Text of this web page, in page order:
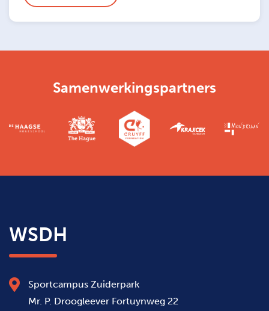
Samenwerkingspartners
WSDH
Sportcampus Zuiderpark
Mr. P. Droogleever Fortuynweg 22